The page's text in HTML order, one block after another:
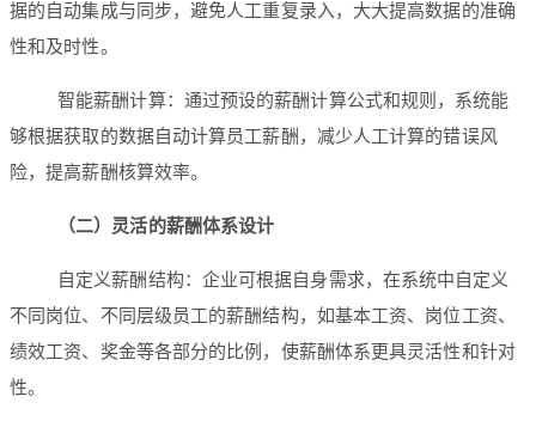
据的自动集成与同步，避免人工重复录入，大大提高数据的准确
性和及时性。
智能薪酬计算：通过预设的薪酬计算公式和规则，系统能
够根据获取的数据自动计算员工薪酬，减少人工计算的错误风
险，提高薪酬核算效率。
（二）灵活的薪酬体系设计
自定义薪酬结构：企业可根据自身需求，在系统中自定义
不同岗位、不同层级员工的薪酬结构，如基本工资、岗位工资、
绩效工资、奖金等各部分的比例，使薪酬体系更具灵活性和针对
性。